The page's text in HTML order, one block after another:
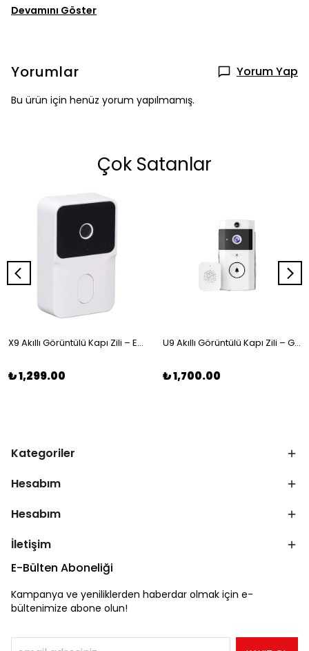
Devamını Göster
Yorumlar Yorum Yap
Bu ürün için henüz yorum yapılmamış.
Çok Satanlar
X9 Akıllı Görüntülü Kapı Zili – Evinizin Güvenliği Artık Elinizde
₺ 1,299.00
U9 Akıllı Görüntülü Kapı Zili – Güvenliğiniz Kapınızda Başlar
₺ 1,700.00
Kategoriler
Hesabım
Hesabım
İletişim
E-Bülten Aboneliği
Kampanya ve yeniliklerden haberdar olmak için e-
bültenimize abone olun!